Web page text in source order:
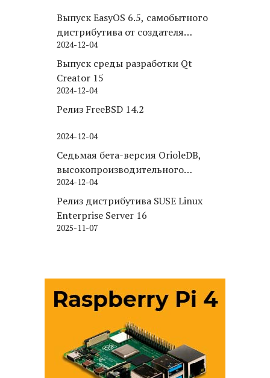
Выпуск EasyOS 6.5, самобытного
дистрибутива от создателя
Puppy Linux
2024-12-04
Выпуск среды разработки Qt
Creator 15
2024-12-04
Релиз FreeBSD 14.2
2024-12-04
Седьмая бета-версия OrioleDB,
высокопроизводительного
движка хранения для PostgreSQL
2024-12-04
Релиз дистрибутива SUSE Linux
Enterprise Server 16
2025-11-07